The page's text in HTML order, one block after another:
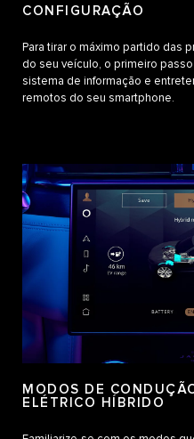
CONFIGURAÇÃO
Para tirar o máximo partido das
do seu veículo, o primeiro
sistema de informação e
remotos do seu smartphone.
MODOS DE
ELÉTRICO HÍBRIDO